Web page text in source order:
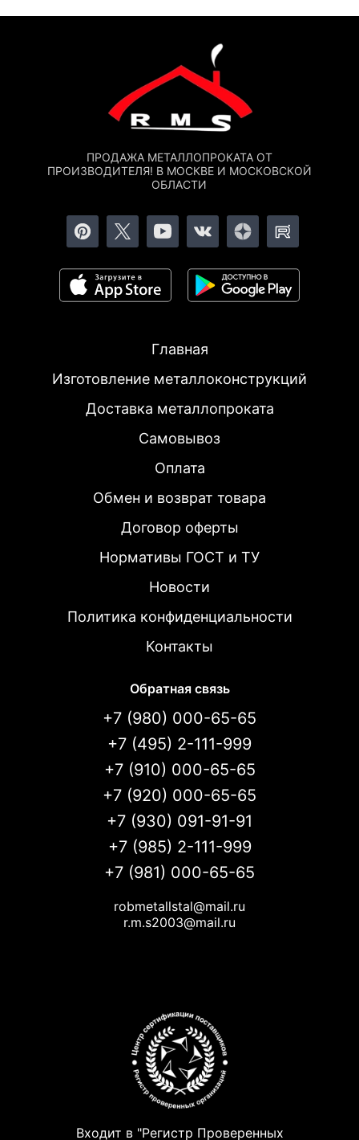
ПРОДАЖА МЕТАЛЛОПРОКАТА ОТ
ПРОИЗВОДИТЕЛЯ! В МОСКВЕ И МОСКОВСКОЙ
ОБЛАСТИ
Главная
Изготовление металлоконструкций
Доставка металлопроката
Самовывоз
Оплата
Обмен и возврат товара
Договор оферты
Нормативы ГОСТ и ТУ
Новости
Политика конфиденциальности
Контакты
Обратная связь
+7 (980) 000-65-65
+7 (495) 2-111-999
+7 (910) 000-65-65
+7 (920) 000-65-65
+7 (930) 091-91-91
+7 (985) 2-111-999
+7 (981) 000-65-65
robmetallstal@mail.ru
r.m.s2003@mail.ru
Входит в "Регистр Проверенных